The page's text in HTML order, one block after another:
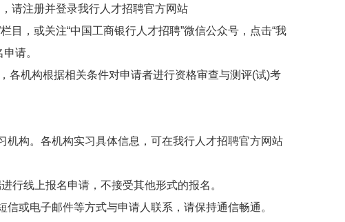
注册并登录我行人才招聘官方网站
目，或关注“中国工商银行人才招聘”微信公众号，点击“我
请。
机构根据相关条件对申请者进行资格审查与测评(试)考
构。各机构实习具体信息，可在我行人才招聘官方网站
线上报名申请，不接受其他形式的报名。
或电子邮件等方式与申请人联系，请保持通信畅通。